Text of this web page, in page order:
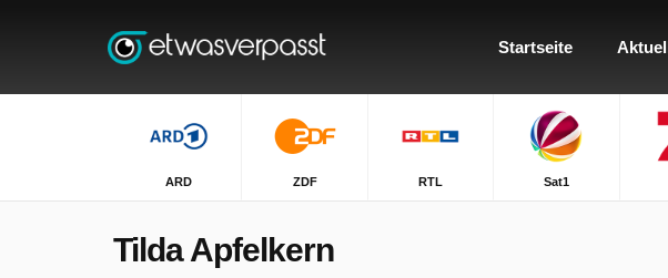
Startseite
ARD ZDF RTL Sat1
Tilda Apfelkern